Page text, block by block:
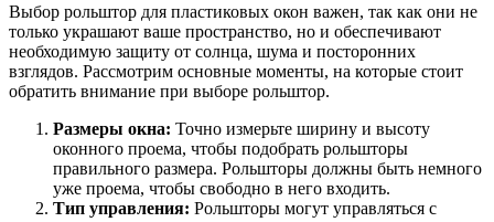
Выбор рольштор для пластиковых окон важен, так как они не
только украшают ваше пространство, но и обеспечивают
необходимую защиту от солнца, шума и посторонних
взглядов. Рассмотрим основные моменты, на которые стоит
обратить внимание при выборе рольштор.
Размеры окна: Точно измерьте ширину и высоту
оконного проема, чтобы подобрать рольшторы
правильного размера. Рольшторы должны быть немного
уже проема, чтобы свободно в него входить.
Тип управления: Рольшторы могут управляться с